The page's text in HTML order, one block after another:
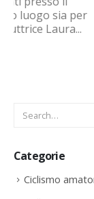
read
Ciclismo